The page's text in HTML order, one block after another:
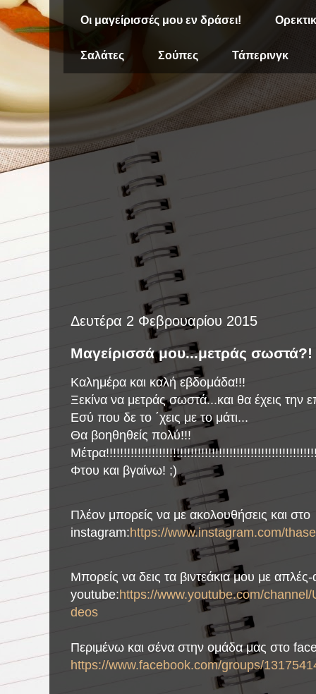
Οι μαγείρισσές μου εν δράσει!
Σαλάτες Σούπες Τάπερινγκ
Δευτέρα 2 Φεβρουαρίου 2015
Μαγείρισσά μου...μετράς σωστά?!
Καλημέρα και καλή εβδομάδα!!!
Ξεκίνα να μετράς σωστά...και θα έχεις την
Εσύ που δε το ΄χεις με το μάτι...
Θα βοηθηθείς πολύ!!!
Φτου και βγαίνω! ;)
Πλέον μπορείς να με ακολουθήσεις και στο
instagram:https://www.instagram.com/
Μπορείς να δεις τα βιντεάκια μου με
youtube:https://www.youtube.com/
deos
Περιμένω και σένα στην ομάδα μας στο
https://www.facebook.com/groups/